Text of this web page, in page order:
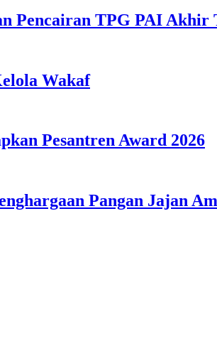
Pencairan TPG PAI Akhir
Wakaf
Pesantren Award 2026
Pangan Jajan